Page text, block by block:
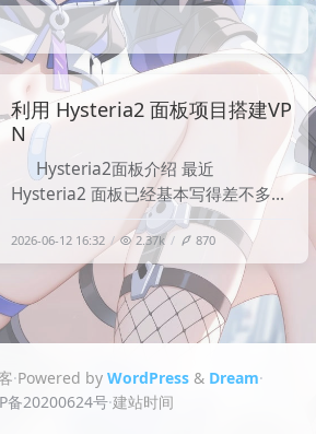
利用 Hysteria2 面板项目搭建VP
N
Hysteria2面板介绍 最近
Hysteria2 面板已经基本写得差不多
了，顺手整理一篇搭建文档， 相比一
些传统 VPN / 代理协议，Hysteria2 基
于 QUIC + UDP，在高延迟、高抖动、
弱网环境下通常会有更好的表现。尤其
是跨境线路、网络质量一般、节点延迟
较高的场景，Hysteri
2026-06-12 16:32 2.37k 870
·Powered by WordPress& Dream·
备20200624号·建站时间